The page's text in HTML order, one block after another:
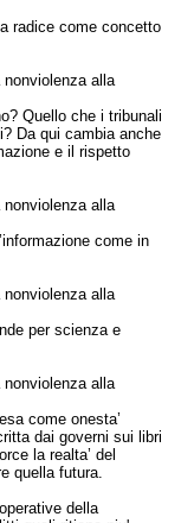
radice come concetto
alla
Quello che i tribunali
Da qui cambia anche
e il rispetto
alla
come in
alla
per scienza e
alla
come onesta’
dai governi sui libri
la realta’ del
quella futura.
della